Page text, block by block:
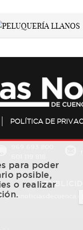
POLÍTICA DE
para poder
posible,
o realizar